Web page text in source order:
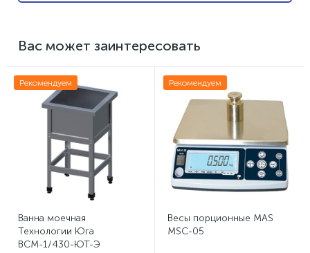
Вас может заинтересовать
Рекомендуем
Ванна моечная
Технологии Юга
ВСМ-1/430-ЮТ-Э
Рекомендуем
Весы порционные MAS
MSC-05